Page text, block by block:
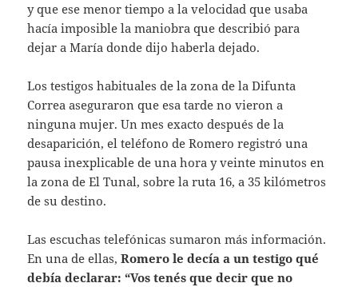
y que ese menor tiempo a la velocidad que usaba
hacía imposible la maniobra que describió para
dejar a María donde dijo haberla dejado.
Los testigos habituales de la zona de la Difunta
Correa aseguraron que esa tarde no vieron a
ninguna mujer. Un mes exacto después de la
desaparición, el teléfono de Romero registró una
pausa inexplicable de una hora y veinte minutos en
la zona de El Tunal, sobre la ruta 16, a 35 kilómetros
de su destino.
Las escuchas telefónicas sumaron más información.
En una de ellas,Romero le decía a un testigo qué
debía declarar: “Vos tenés que decir que no